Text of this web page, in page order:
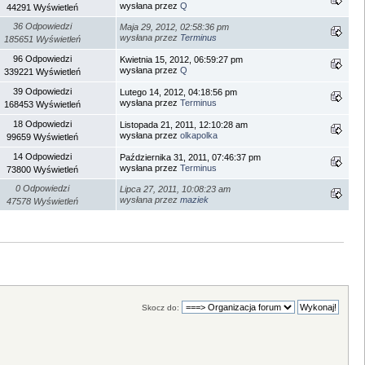
44291 Wyświetleń wysłana przez Q
36 Odpowiedzi
185651 Wyświetleń
Maja 29, 2012, 02:58:36 pm
wysłana przez Terminus
96 Odpowiedzi
339221 Wyświetleń
Kwietnia 15, 2012, 06:59:27 pm
wysłana przez Q
39 Odpowiedzi
168453 Wyświetleń
Lutego 14, 2012, 04:18:56 pm
wysłana przez Terminus
18 Odpowiedzi
99659 Wyświetleń
Listopada 21, 2011, 12:10:28 am
wysłana przez olkapolka
14 Odpowiedzi
73800 Wyświetleń
Października 31, 2011, 07:46:37 pm
wysłana przez Terminus
0 Odpowiedzi
47578 Wyświetleń
Lipca 27, 2011, 10:08:23 am
wysłana przez maziek
Skocz do: